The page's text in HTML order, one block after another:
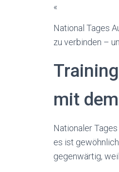
«
National Tages
zu verbinden –
mit
Nationaler
es ist
gegenwärtig,